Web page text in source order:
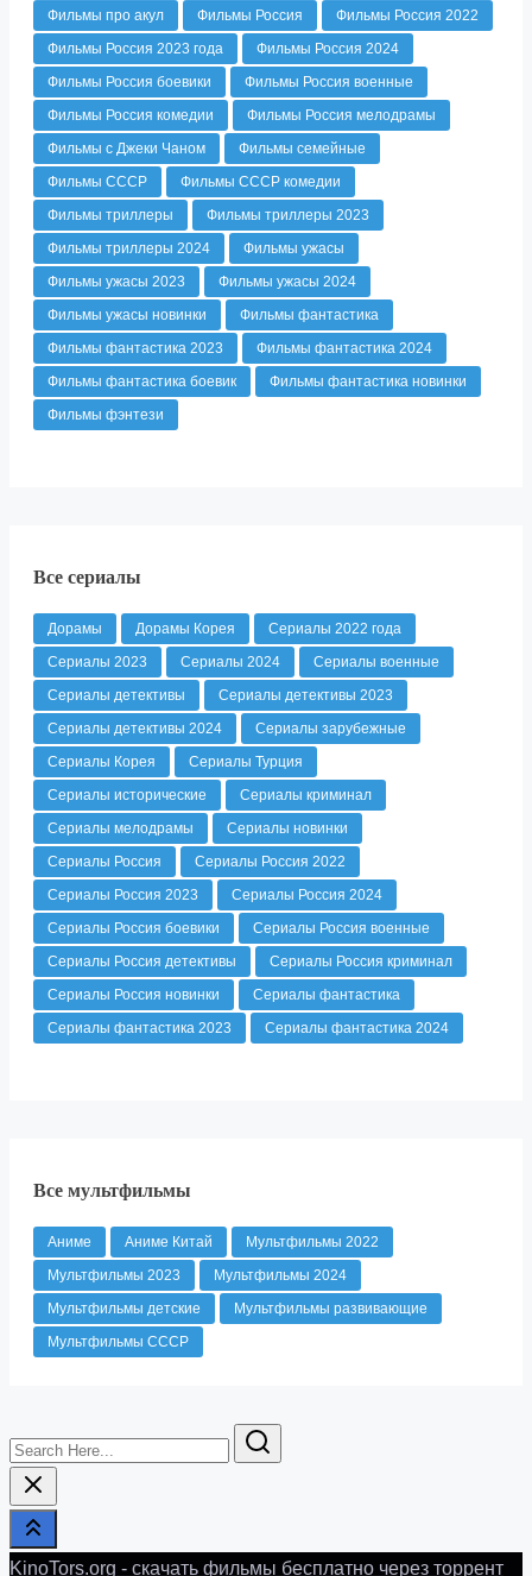
Фильмы про акул
Фильмы Россия
Фильмы Россия 2022
Фильмы Россия 2023 года
Фильмы Россия 2024
Фильмы Россия боевики
Фильмы Россия военные
Фильмы Россия комедии
Фильмы Россия мелодрамы
Фильмы с Джеки Чаном
Фильмы семейные
Фильмы СССР
Фильмы СССР комедии
Фильмы триллеры
Фильмы триллеры 2023
Фильмы триллеры 2024
Фильмы ужасы
Фильмы ужасы 2023
Фильмы ужасы 2024
Фильмы ужасы новинки
Фильмы фантастика
Фильмы фантастика 2023
Фильмы фантастика 2024
Фильмы фантастика боевик
Фильмы фантастика новинки
Фильмы фэнтези
Все сериалы
Дорамы Дорамы Корея
Сериалы 2022 года
Сериалы 2023
Сериалы 2024
Сериалы военные
Сериалы детективы
Сериалы детективы 2023
Сериалы детективы 2024
Сериалы зарубежные
Сериалы Корея
Сериалы Турция
Сериалы исторические
Сериалы криминал
Сериалы мелодрамы
Сериалы новинки
Сериалы Россия
Сериалы Россия 2022
Сериалы Россия 2023
Сериалы Россия 2024
Сериалы Россия боевики
Сериалы Россия военные
Сериалы Россия детективы
Сериалы Россия криминал
Сериалы Россия новинки
Сериалы фантастика
Сериалы фантастика 2023
Сериалы фантастика 2024
Все мультфильмы
Аниме Аниме Китай
Мультфильмы 2022
Мультфильмы 2023
Мультфильмы 2024
Мультфильмы детские
Мультфильмы развивающие
Мультфильмы СССР
Search
Here...
KinoTors.org - скачать фильмы бесплатно через торрент